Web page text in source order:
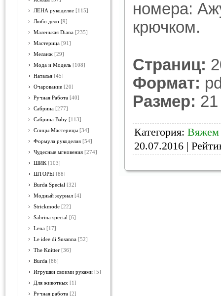
ЛЕНА рукоделие [115]
Любо дело [9]
Маленькая Diana [235]
Мастерица [91]
Меланж [29]
Мода и Модель [108]
Наталья [45]
Очарование [20]
Ручная Работа [40]
Сабрина [277]
Сабрина Baby [113]
Спицы Мастерицы [34]
Формула рукоделия [54]
Чудесные мгновения [274]
ШИК [103]
ШТОРЫ [88]
Burda Special [32]
Модный журнал [4]
Strickmode [22]
Sabrina special [6]
Lena [17]
Le idee di Susanna [52]
The Knitter [36]
Burda [86]
Игрушки своими руками [5]
Для животных [1]
Ручная работа [2]
номера:
крючком.
Страниц:
Формат:
Размер:
Категория: Вяжем
20.07.2016 |